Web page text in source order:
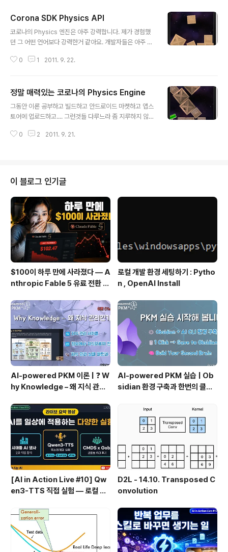
Corona SDK Physics API
코로나의 Physics 엔진은 아주 강력합니다. 제가 경험했
던 그 어떤 언어보다 강력한거 같아요. 개발자들은 아주 간
중에 다루게 되겠지만 이것이 MultiTouch 기능이랑 합해
최대 4인용까지 사용할 수 있는데 4명이 동시에 이벤트를
발생해도 그것들을 다 처리해 줍니다. 이제 본격적으로 Ph
ysics 엔진 사용법을 살펴 봅니다. local physics = req
처음에 위와 같이 선언합니다. 로컬변수 physics 를 사용
0 1 2011. 9. 22.
정말 매력있는 코로나의 Physics Engine
그동안 이론 공부하고 빌드하고 안드로이드 마켓하고 앱스
토어에 업로드하고.... 그런것들 다루느라 좀 지루하지 않았
그래서 오늘은 코로나의 강력하고 현란한 Physics Engin
하는데 단 40줄이면 된다면 여러분 믿으시겠습니까? 이
앱은 코로나에서 제공하는 샘플 앱입니다. 코로나를 까셨
다면 Corona SDK 폴더에서 SampleCode-Physics-
ManyCrates 폴더로 가세요. 그리고 전체 이미지와 소스
를 압축해서 파일첨부도 했습니다. 참고하시구요. 아래가
전체 소스입니..
0 2 2011. 9. 21.
이 블로그 인기글
$100이 하루 만에 사라졌다 — A
nthropic Fable 5 유료 전환 사
로컬 개발 환경 세팅하기 : Pytho
n , OpenAI Install
AI-powered PKM 이론 | ❓ W
hy Knowledge – 왜 지식 관리
보에서 지식으로의 전환, 🛠️ 지식
관리 실패 패턴과 극복
AI-powered PKM 실습 | Ob
sidian 환경 구축과 한번의 클릭
(Web Clipper)
[AI in Action Live #10] Qw
en3-TTS 직접 실험 — 로컬 설
D2L - 14.10. Transposed C
onvolution